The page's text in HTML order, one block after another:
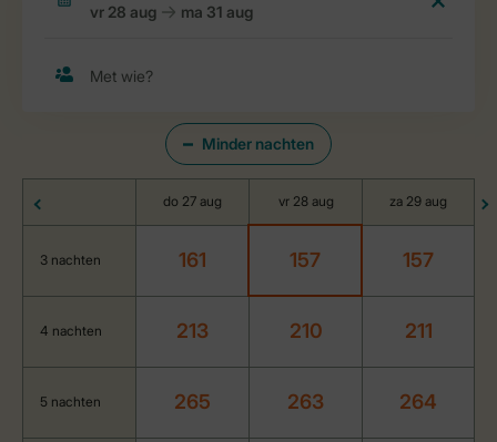
Minder nachten
do 27 aug vr 28 aug za 29 aug
3 nachten 161 157 157
4 nachten 213 210 211
5 nachten 265 263 264